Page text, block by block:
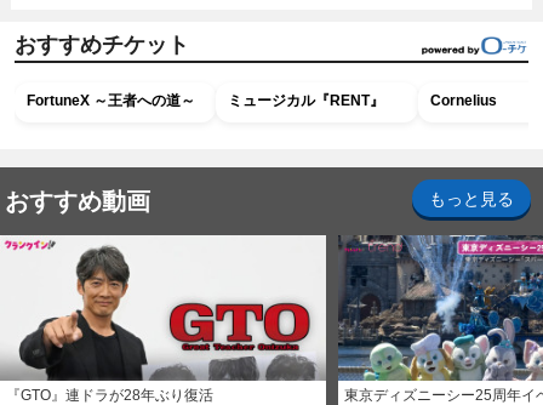
おすすめチケット
FortuneX ～王者への道～ ミュージカル『RENT』 Cornelius
おすすめ動画 もっと見る
『GTO』連ドラが28年ぶり復活 東京ディズニーシー25周年イ